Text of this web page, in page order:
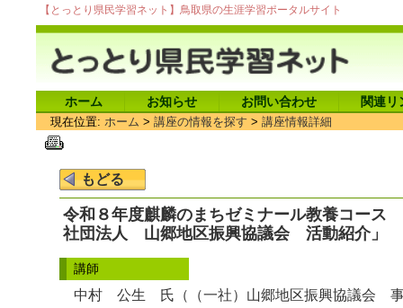
【とっとり県民学習ネット】鳥取県の生涯学習ポータルサイト
ホーム お知らせ お問い合わせ 関連リ
現在位置: ホーム > 講座の情報を探す > 講座情報詳細
令和８年度麒麟のまちゼミナール教養コー
社団法人 山郷地区振興協議会 活動紹介」
講師
中村 公生 氏（（一社）山郷地区振興協議会